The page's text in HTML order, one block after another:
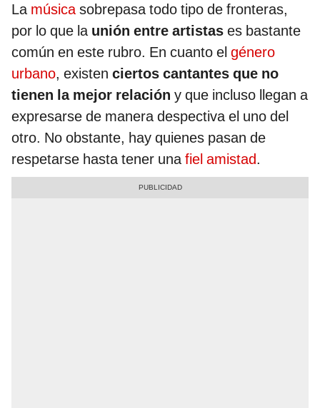
La músicasobrepasa todo tipo de fronteras,
por lo que la unión entre artistas es bastante
común en este rubro. En cuanto el género
urbano, existen ciertos cantantes que no
tienen la mejor relación y que incluso llegan a
expresarse de manera despectiva el uno del
otro. No obstante, hay quienes pasan de
respetarse hasta tener unafiel amistad.